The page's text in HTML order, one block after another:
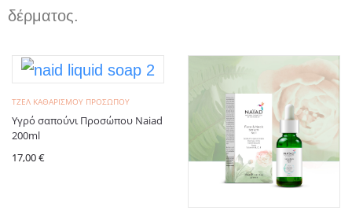
δέρματος.
ΤΖΈΛ KΑΘΑΡΙΣΜΟΎ ΠΡΟΣΏΠΟΥ
Υγρό σαπούνι Προσώπου Naiad
200ml
17,00€